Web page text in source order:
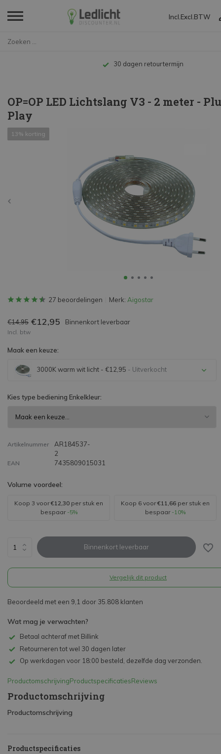
Incl. Excl. BTW
Tot 10 jaar garantie
OP=OP LED Lichtslang V3 - 2 meter -
Play
13% korting
27 beoordelingen Merk: Aigostar
€14,95 €12,95 Binnenkort leverbaar
Incl. btw
Maak een keuze:
3000K warm wit licht - €12,95 - Uitverkocht
Uitverkocht
Kies type bediening Enkelkleur:
Artikelnummer
AR184537-
2
EAN 7435809015031
Volume voordeel:
Koop 3 voor€12,30 per stuk en
bespaar -5%
Koop 6 voor€11,66 per stuk en
bespaar -10%
Binnenkort leverbaar
Vergelijk dit product
Beoordeeld met een 9,1 door 35.808 klanten
Wat mag je verwachten?
Betaal achteraf met Billink
Retourneren tot wel 30 dagen later
Op werkdagen voor 18:00 besteld, dezelfde dag verzonden.
ProductomschrijvingProductspecificatiesReviews
Productomschrijving
Productomschrijving
Productspecificaties